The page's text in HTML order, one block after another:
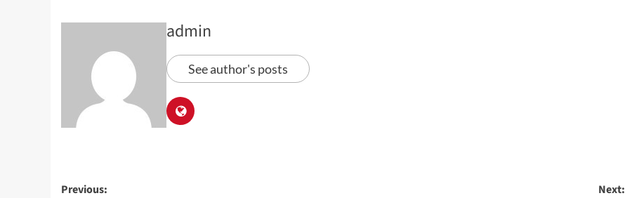
admin
See author's posts
Previous:
Next: